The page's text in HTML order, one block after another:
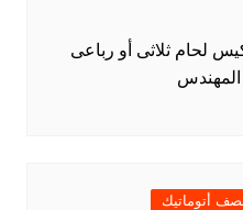
لحام ثلاثى أو رباعى
أتوماتيك